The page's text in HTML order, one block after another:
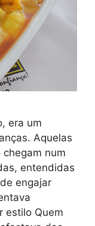
era um
Aquelas
num
entendidas
engajar
estilo Quem